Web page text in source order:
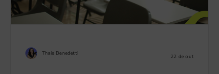
Thaís Benedetti 22 de out